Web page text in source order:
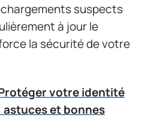
suspects
à jour le
la sécurité de votre
votre identité
et bonnes